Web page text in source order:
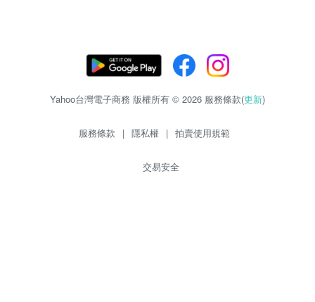
Yahoo台灣電子商務 版權所有 © 2026 服務條款(更新)
服務條款 | 隱私權 | 拍賣使用規範
交易安全